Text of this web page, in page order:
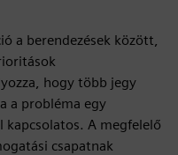
a berendezések között,
hogy több jegy
a probléma egy
kapcsolatos. A megfelelő
csapatnak